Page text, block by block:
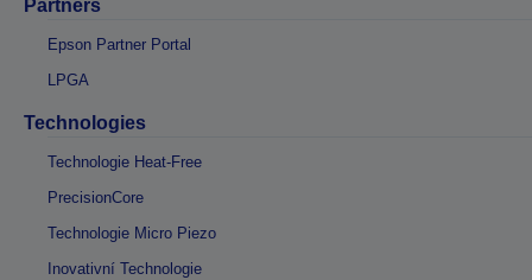
Partners
Epson Partner Portal
LPGA
Technologies
Technologie Heat-Free
PrecisionCore
Technologie Micro Piezo
Inovativní Technologie